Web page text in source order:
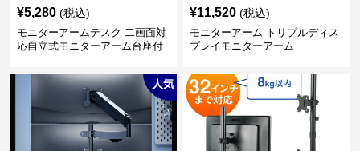
¥5,280 (税込)
モニターアームデスク 二画面対
応自立式モニターアーム台座付
¥11,520 (税込)
モニターアーム トリプルディス
プレイモニターアーム
人気